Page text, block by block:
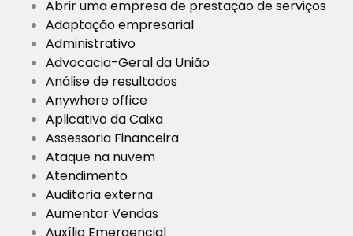
Abrir uma empresa de prestação de serviços
Adaptação empresarial
Administrativo
Advocacia-Geral da União
Análise de resultados
Anywhere office
Aplicativo da Caixa
Assessoria Financeira
Ataque na nuvem
Atendimento
Auditoria externa
Aumentar Vendas